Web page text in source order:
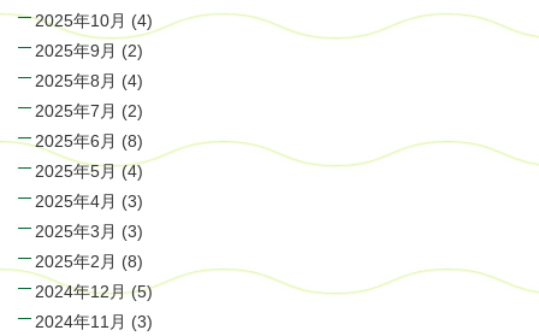
2025年10月 (4)
2025年9月 (2)
2025年8月 (4)
2025年7月 (2)
2025年6月 (8)
2025年5月(4)
2025年4月 (3)
2025年3月 (3)
2025年2月 (8)
2024年12月(5)
2024年11月 (3)